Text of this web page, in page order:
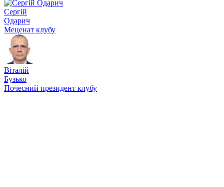
Сергій
Одарич
Меценат клубу
Віталій
Бузько
Почесний президент клубу